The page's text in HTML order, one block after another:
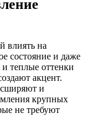
влиять на
состояние и даже
теплые оттенки
акцент.
и
крупных
не требуют